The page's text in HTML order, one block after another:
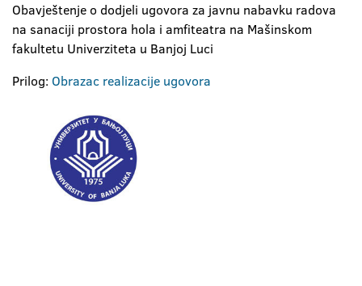
Obavještenje o dodjeli ugovora za javnu nabavku radova
na sanaciji prostora hola i amfiteatra na Mašinskom
fakultetu Univerziteta u Banjoj Luci
Prilog: Obrazac realizacije ugovora